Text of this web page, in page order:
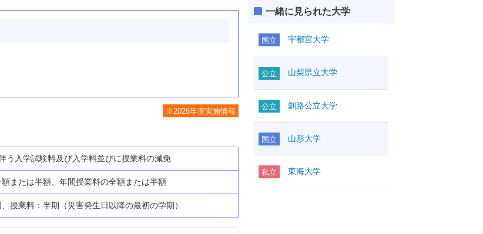
※2026年度実施情報
う入学試験料及び入学料並びに授業料の減免
または半額、年間授業料の全額または半額
授業料：半期（災害発生日以降の最初の学期）
一緒に見られた大学
国立 宇都宮大学
公立 山梨県立大学
公立 釧路公立大学
国立 山形大学
私立 東海大学